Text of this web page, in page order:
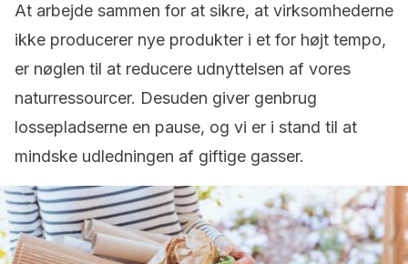
At arbejde sammen for at sikre, at virksomhederne
ikke producerer nye produkter i et for højt tempo,
er nøglen til at reducere udnyttelsen af vores
naturressourcer. Desuden giver genbrug
lossepladserne en pause, og vi er i stand til at
mindske udledningen af giftige gasser.